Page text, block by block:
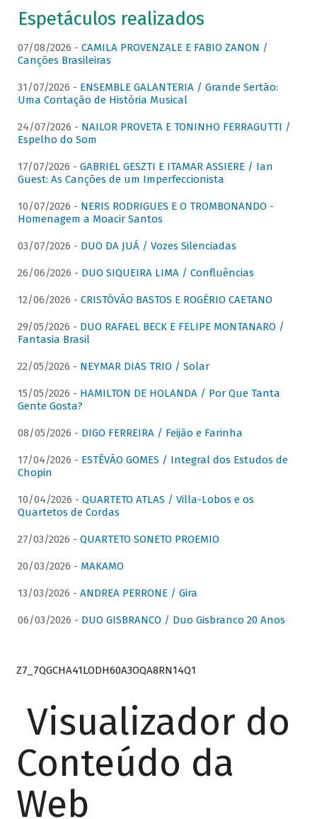
Espetáculos realizados
07/08/2026 - CAMILA PROVENZALE E FABIO ZANON /
Canções Brasileiras
31/07/2026 - ENSEMBLE GALANTERIA / Grande Sertão:
Uma Contação de História Musical
24/07/2026 - NAILOR PROVETA E TONINHO FERRAGUTTI /
Espelho do Som
17/07/2026 - GABRIEL GESZTI E ITAMAR ASSIERE / Ian
Guest: As Canções de um Imperfeccionista
10/07/2026 - NERIS RODRIGUES E O TROMBONANDO -
Homenagem a Moacir Santos
03/07/2026 - DUO DA JUÁ / Vozes Silenciadas
26/06/2026 - DUO SIQUEIRA LIMA / Confluências
12/06/2026 - CRISTÓVÃO BASTOS E ROGÉRIO CAETANO
29/05/2026 - DUO RAFAEL BECK E FELIPE MONTANARO /
Fantasia Brasil
22/05/2026 - NEYMAR DIAS TRIO / Solar
15/05/2026 - HAMILTON DE HOLANDA / Por Que Tanta
Gente Gosta?
08/05/2026 - DIGO FERREIRA / Feijão e Farinha
17/04/2026 - ESTÊVÃO GOMES / Integral dos Estudos de
Chopin
10/04/2026 - QUARTETO ATLAS / Villa-Lobos e os
Quartetos de Cordas
27/03/2026 - QUARTETO SONETO PROEMIO
20/03/2026 - MAKAMO
13/03/2026 - ANDREA PERRONE / Gira
06/03/2026 - DUO GISBRANCO / Duo Gisbranco 20 Anos
Z7_7QGCHA41LODH60A3OQA8RN14Q1
Visualizador do
Conteúdo da
Web